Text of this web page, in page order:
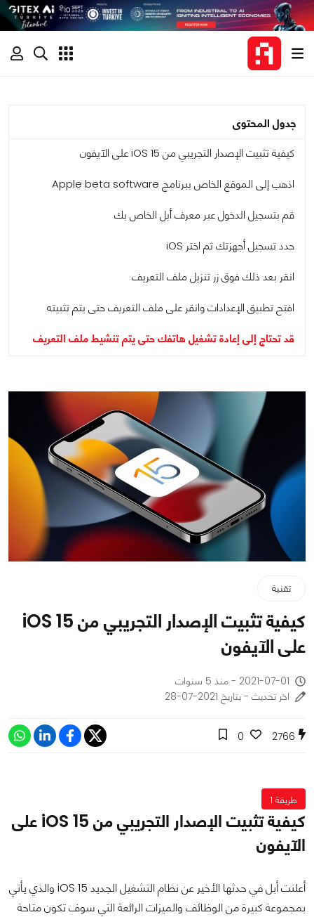
جدول المحتوى
كيفية تثبيت الإصدار التجريبي من iOS 15 على الآيفون
اذهب إلى الموقع الخاص ببرنامج Apple beta software
قم بتسجيل الدخول عبر معرف أبل الخاص بك
حدد تسجيل أجهزتك ثم اختر iOS
انقر بعد ذلك فوق زر تنزيل ملف التعريف
افتح تطبيق الإعدادات وانقر على ملف التعريف حتى يتم تثبيته
قد تحتاج إلى إعادة تشغيل هاتفك حتى يتم تنشيط ملف التعريف
تقنية
كيفية تثبيت الإصدار التجريبي من iOS 15
على الآيفون
2021-07-01 - منذ 5 سنوات
اخر تحديث - بتاريخ 2021-07-28
2766
0
طريقة 1
كيفية تثبيت الإصدار التجريبي من iOS 15 على
الآيفون
أعلنت أبل في حدثها الأخير عن نظام التشغيل الجديد iOS 15 والذي يأتي
بمجموعة كبيرة من الوظائف والميزات الرائعة التي سوف تكون متاحة